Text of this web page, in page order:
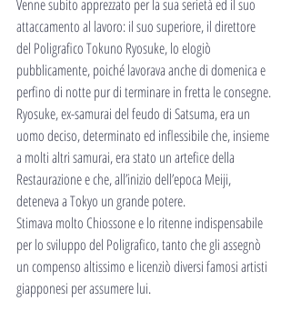
Venne subito apprezzato per la sua serietà ed il suo
attaccamento al lavoro: il suo superiore, il direttore
del Poligrafico Tokuno Ryosuke, lo elogiò
pubblicamente, poiché lavorava anche di domenica e
perfino di notte pur di terminare in fretta le consegne.
Ryosuke, ex-samurai del feudo di Satsuma, era un
uomo deciso, determinato ed inflessibile che, insieme
a molti altri samurai, era stato un artefice della
Restaurazione e che, all’inizio dell’epoca Meiji,
deteneva a Tokyo un grande potere.
Stimava molto Chiossone e lo ritenne indispensabile
per lo sviluppo del Poligrafico, tanto che gli assegnò
un compenso altissimo e licenziò diversi famosi artisti
giapponesi per assumere lui.